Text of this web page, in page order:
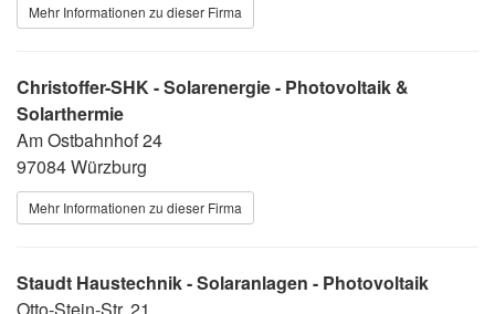
Mehr Informationen zu dieser Firma
Christoffer-SHK - Solarenergie - Photovoltaik &
Solarthermie
Am Ostbahnhof 24
97084 Würzburg
Mehr Informationen zu dieser Firma
Staudt Haustechnik - Solaranlagen - Photovoltaik
Otto-Stein-Str. 21